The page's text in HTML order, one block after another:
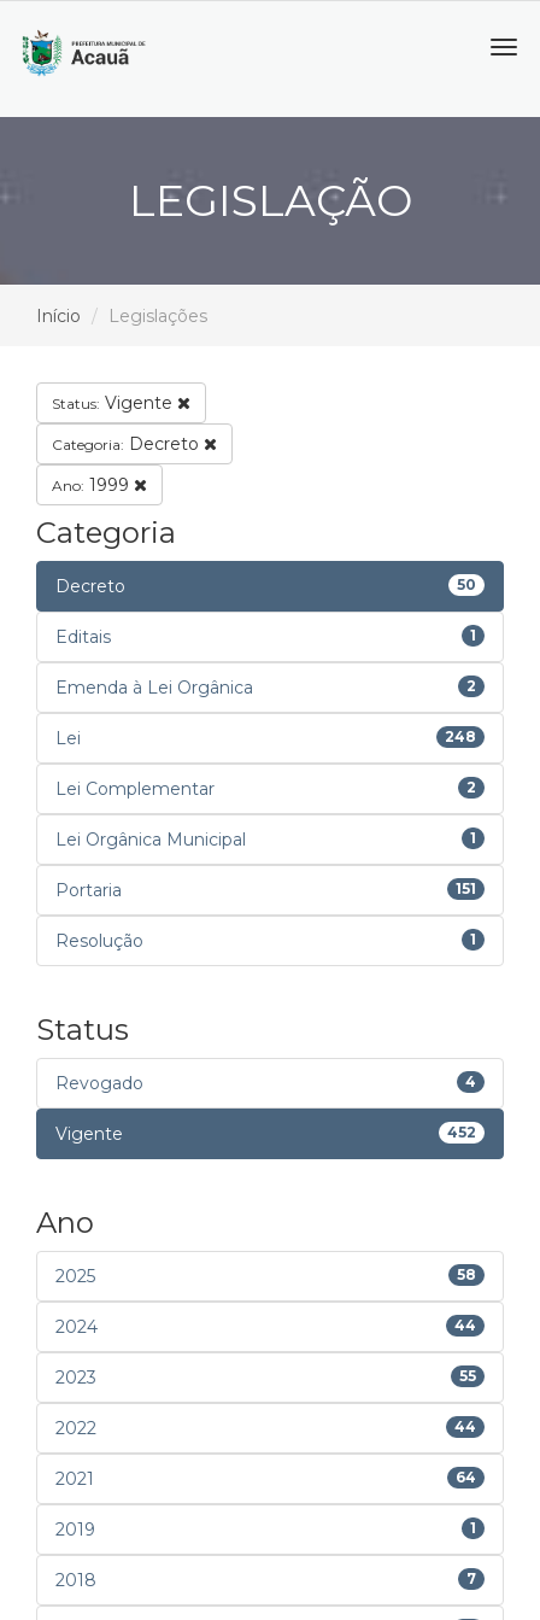
LEGISLAÇÃO
Início Legislações
Status: Vigente
Categoria: Decreto
Ano: 1999
Categoria
Decreto 50
Editais 1
Emenda à Lei Orgânica 2
Lei 248
Lei Complementar 2
Lei Orgânica Municipal 1
Portaria 151
Resolução 1
Status
Revogado 4
Vigente 452
Ano
2025 58
2024 44
2023 55
2022 44
2021 64
2019 1
2018 7